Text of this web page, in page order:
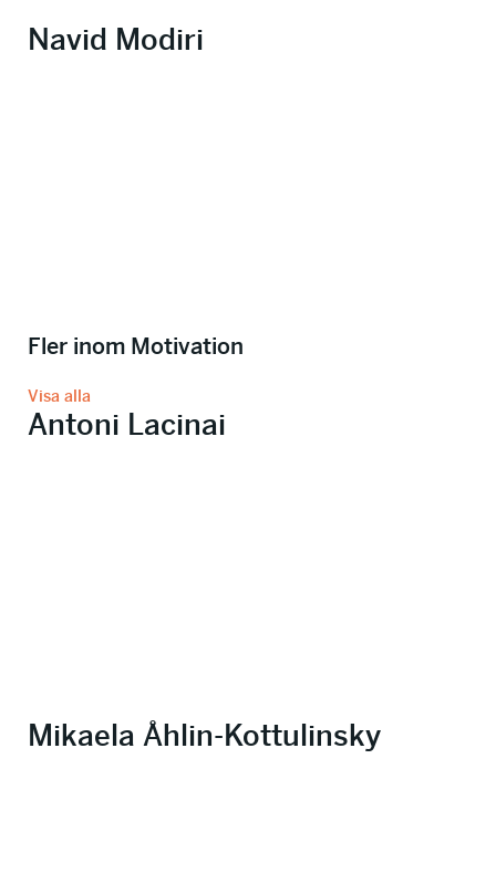
Navid Modiri
Fler inom Motivation
Visa alla
Antoni Lacinai
Mikaela Åhlin-Kottulinsky